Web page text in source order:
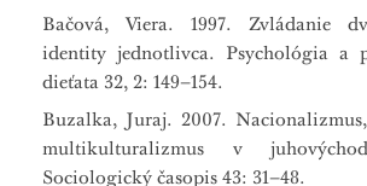
Bačová, Viera. 1997. Zvládanie
identity jednotlivca. Psychológia a
dieťata 32, 2: 149–154.
Buzalka, Juraj. 2007.
multikulturalizmus v
Sociologický časopis 43: 31–48.